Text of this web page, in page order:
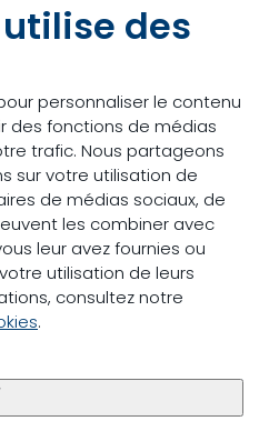
des
personnaliser le contenu
des fonctions de médias
trafic. Nous partageons
sur votre utilisation de
de médias sociaux, de
les combiner avec
leur avez fournies ou
utilisation de leurs
consultez notre
.
Products |
habite à Waregem, près